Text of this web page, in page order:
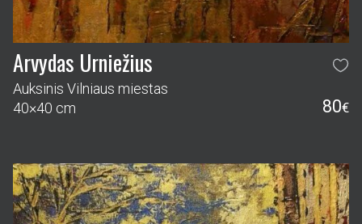
Arvydas Urniežius
Auksinis Vilniaus miestas
40×40 cm
80€